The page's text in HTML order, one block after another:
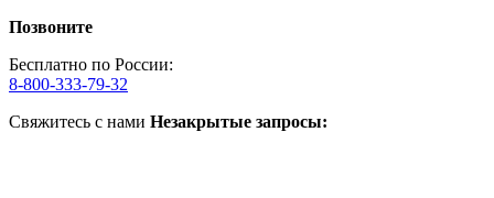
Позвоните
Бесплатно по России:
8-800-333-79-32
Свяжитесь с нами Незакрытые запросы: